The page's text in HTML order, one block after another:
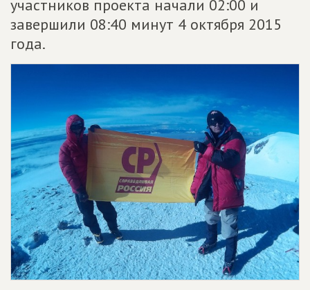
участников проекта начали 02:00 и
завершили 08:40 минут 4 октября 2015
года.